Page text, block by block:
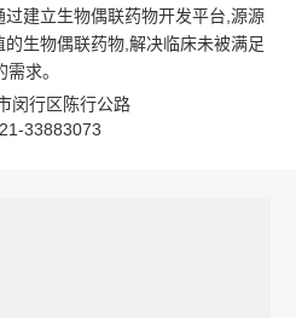
建立生物偶联药物开发平台,源源
生物偶联药物,解决临床未被满足
需求。
闵行区陈行公路
33883073